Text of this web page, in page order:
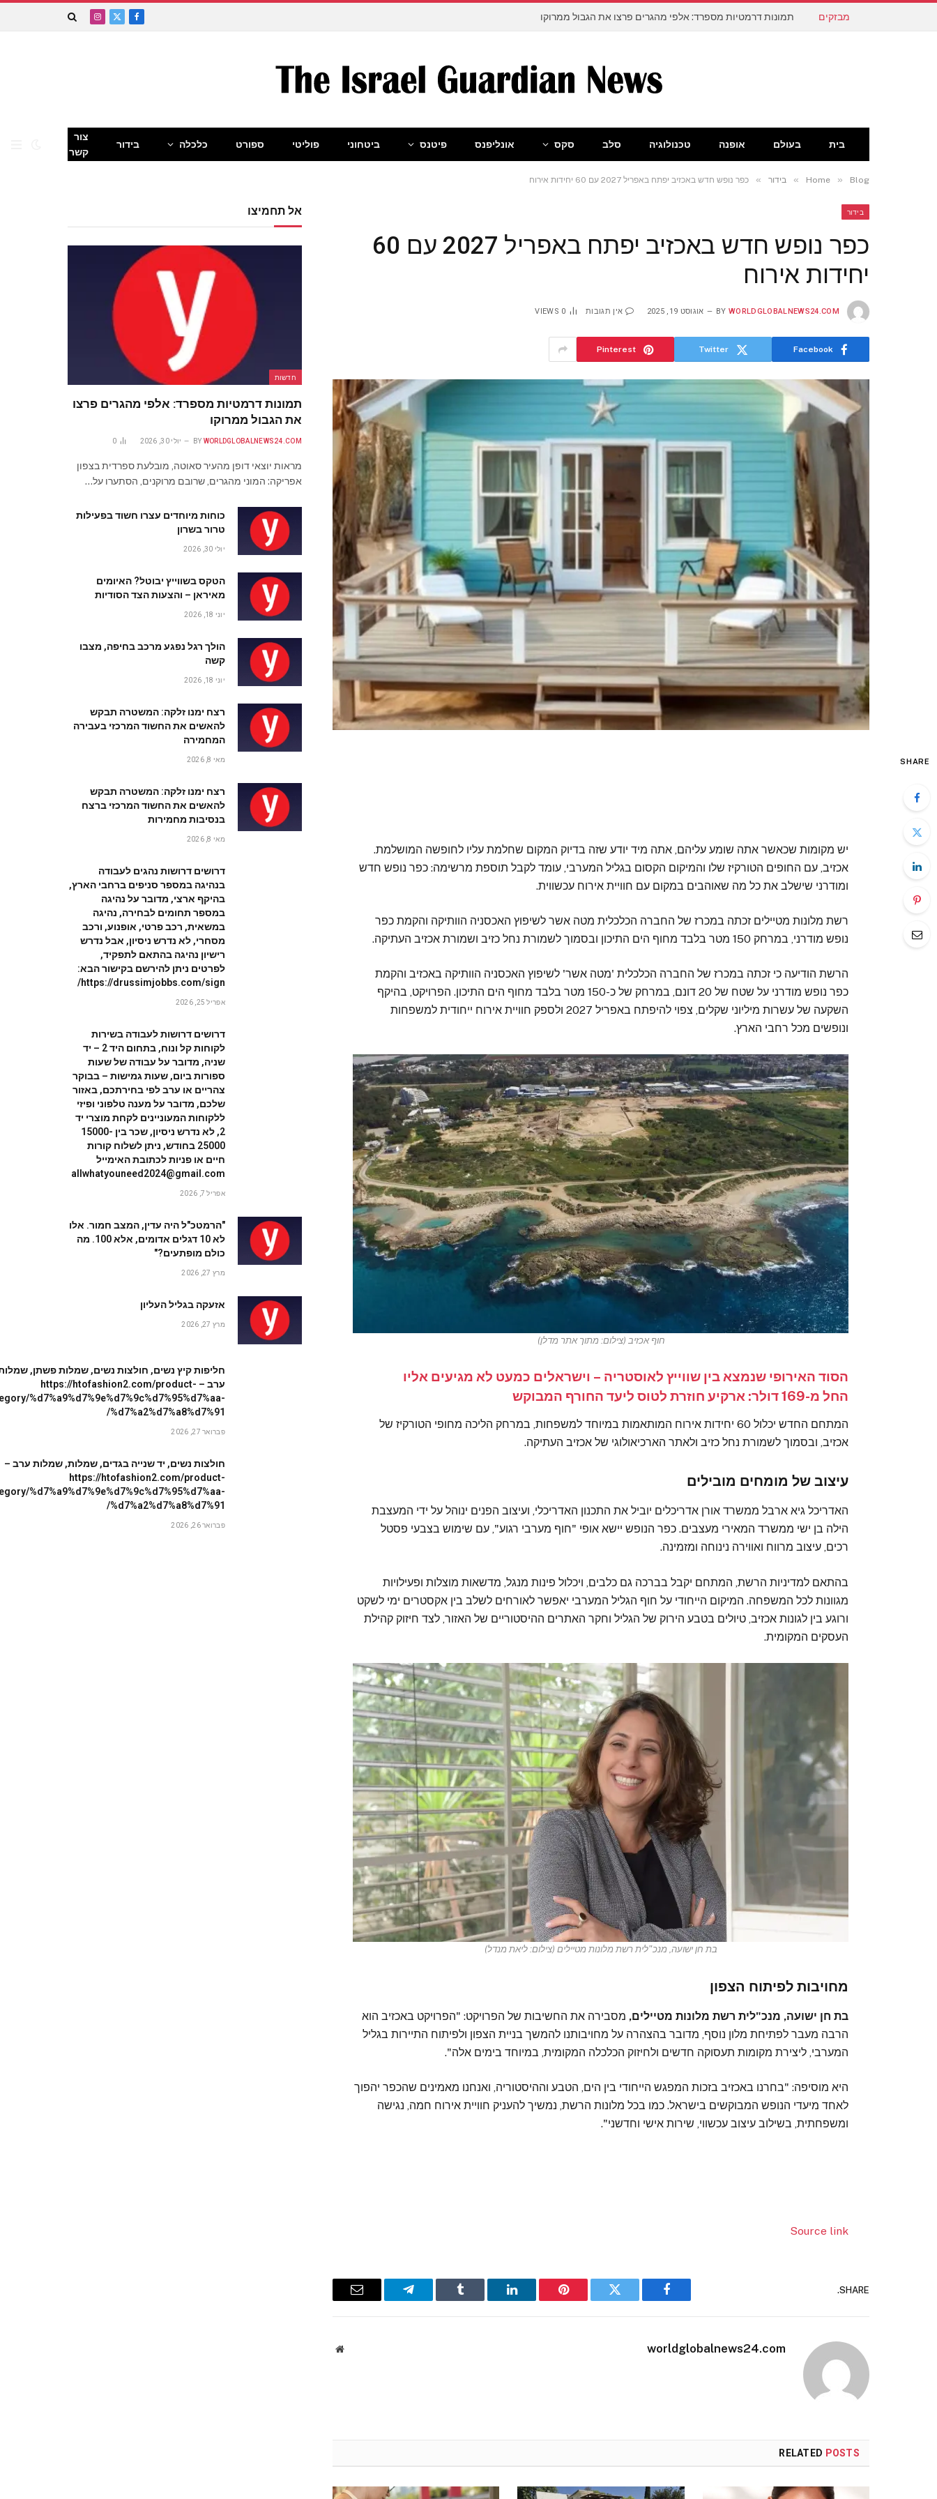
מבזקים תמונות דרמטיות מספרד: אלפי מהגרים פרצו את הגבול ממרוקו
Facebook
X
Instagram
בית בעולם אופנה טכנולוגיה סלב סקס אונליפנס פיטנס ביטחוני פוליטי ספורט כלכלה בידור
צור
קשר
Home » Blog
» בידור » כפר נופש חדש באכזיב יפתח באפריל 2027 עם 60 יחידות אירוח
בידור
כפר נופש חדש באכזיב יפתח באפריל 2027 עם 60
יחידות אירוח
BY WORLDGLOBALNEWS24.COM אוגוסט 19, 2025 אין תגובות 0
VIEWS
Facebook
Twitter
Pinterest
SHARE
יש מקומות שכאשר אתה שומע עליהם, אתה מיד יודע שזה בדיוק המקום שחלמת עליו לחופשה המושלמת.
אכזיב, עם החופים הטורקיז שלו והמיקום הקסום בגליל המערבי, עומד לקבל תוספת מרשימה: כפר נופש חדש
ומודרני שישלב את כל מה שאוהבים במקום עם חוויית אירוח עכשווית.
רשת מלונות מטיילים זכתה במכרז של החברה הכלכלית מטה אשר לשיפוץ האכסניה הוותיקה והקמת כפר
נופש מודרני, במרחק 150 מטר בלבד מחוף הים התיכון ובסמוך לשמורת נחל כזיב ושמורת אכזיב העתיקה.
הרשת הודיעה כי זכתה במכרז של החברה הכלכלית 'מטה אשר' לשיפוץ האכסניה הוותיקה באכזיב והקמת
כפר נופש מודרני על שטח של 20 דונם, במרחק של כ-150 מטר בלבד מחוף הים התיכון. הפרויקט, בהיקף
השקעה של עשרות מיליוני שקלים, צפוי להיפתח באפריל 2027 ולספק חוויית אירוח ייחודית למשפחות
ונופשים מכל רחבי הארץ.
חוף אכזיב (צילום: מתוך אתר מדלן)
הסוד האירופי שנמצא בין שווייץ לאוסטריה – וישראלים כמעט לא מגיעים אליו
החל מ-169 דולר: ארקיע חוזרת לטוס ליעד החורף המבוקש
המתחם החדש יכלול 60 יחידות אירוח המותאמות במיוחד למשפחות, במרחק הליכה מחופי הטורקיז של
אכזיב, ובסמוך לשמורת נחל כזיב ולאתר הארכיאולוגי של אכזיב העתיקה.
עיצוב של מומחים מובילים
האדריכל גיא ארבל ממשרד אורן אדריכלים יוביל את התכנון האדריכלי, ועיצוב הפנים ינוהל על ידי המעצבת
הילה בן ישי ממשרד המאירי מעצבים. כפר הנופש יישא אופי "חוף מערבי רגוע", עם שימוש בצבעי פסטל
רכים, עיצוב מרווח ואווירה נינוחה ומזמינה.
בהתאם למדיניות הרשת, המתחם יקבל בברכה גם כלבים, ויכלול פינות מנגל, מדשאות מוצלות ופעילויות
מגוונות לכל המשפחה. המיקום הייחודי על חוף הגליל המערבי יאפשר לאורחים לשלב בין אקסטרים ימי לשקט
ורוגע בין לגונות אכזיב, טיולים בטבע הירוק של הגליל וחקר האתרים ההיסטוריים של האזור, לצד חיזוק קהילת
העסקים המקומית.
בת חן ישועה, מנכ"לית רשת מלונות מטיילים (צילום: ליאת מנדל)
מחויבות לפיתוח הצפון
בת חן ישועה, מנכ"לית רשת מלונות מטיילים, מסבירה את החשיבות של הפרויקט: "הפרויקט באכזיב הוא
הרבה מעבר לפתיחת מלון נוסף, מדובר בהצהרה על מחויבותנו להמשך בניית הצפון ולפיתוח התיירות בגליל
המערבי, ליצירת מקומות תעסוקה חדשים ולחיזוק הכלכלה המקומית, במיוחד בימים אלה".
היא מוסיפה: "בחרנו באכזיב בזכות המפגש הייחודי בין הים, הטבע וההיסטוריה, ואנחנו מאמינים שהכפר יהפוך
לאחד מיעדי הנופש המבוקשים בישראל. כמו בכל מלונות הרשת, נמשיך להעניק חוויית אירוח חמה, נגישה
ומשפחתית, בשילוב עיצוב עכשווי, שירות אישי וחדשני".
Source link
SHARE.
Facebook
Twitter
Pinterest
LinkedIn
Tumblr
Telegram
Email
worldglobalnews24.com
Website
RELATED POSTS
אל תחמיצו
חדשות
תמונות דרמטיות מספרד: אלפי מהגרים פרצו
את הגבול ממרוקו
BY WORLDGLOBALNEWS24.COM יולי 30, 2026 0
מראות יוצאי דופן מהעיר סאוטה, מובלעת ספרדית בצפון
אפריקה: המוני מהגרים, שרובם מרוקנים, הסתערו על…
כוחות מיוחדים עצרו חשוד בפעילות
טרור בשרון
יולי 30, 2026
הטקס בשווייץ יבוטל? האיומים
מאיראן – והצעות הצד הסודיות
יוני 18, 2026
הולך רגל נפגע מרכב בחיפה, מצבו
קשה
יוני 18, 2026
רצח ימנו זלקה: המשטרה תבקש
להאשים את החשוד המרכזי בעבירה
המחמירה
מאי 8, 2026
רצח ימנו זלקה: המשטרה תבקש
להאשים את החשוד המרכזי ברצח
בנסיבות מחמירות
מאי 8, 2026
דרושים דרושות נהגים לעבודה
בנהיגה במספר סניפים ברחבי הארץ,
בהיקף ארצי, מדובר על נהיגה
במספר תחומים לבחירה, נהיגה
במשאית, רכב פרטי, אופנוע, ורכב
מסחרי, לא נדרש ניסיון, אבל נדרש
רישיון נהיגה בהתאם לתפקיד,
לפרטים ניתן להירשם בקישור הבא:
https://drussimjobbs.com/sign/
אפריל 25, 2026
דרושים דרושות לעבודה בשירות
לקוחות קל ונוח, בתחום היד 2 – יד
שניה, מדובר על עבודה של שעות
ספורות ביום, שעות גמישות – בבוקר
צהריים או ערב לפי בחירתכם, באזור
שלכם, מדובר על מענה טלפוני ופיזי
ללקוחות המעוניינים לקחת מוצרי יד
2, לא נדרש ניסיון, שכר בין 15000-
25000 בחודש, ניתן לשלוח קורות
חיים או פניות לכתובת האימייל
allwhatyouneed2024@gmail.com
אפריל 7, 2026
"הרמטכ"ל היה עדין, המצב חמור. אלו
לא 10 דגלים אדומים, אלא 100. מה
כולם מופתעים?"
מרץ 27, 2026
אזעקה בגליל העליון
מרץ 27, 2026
חליפות קיץ נשים, חולצות נשים, שמלות פשתן,
ערב – https://htofashion2.com/product-
%d7%a9%d7%9e%d7%9c%d7%95%d7%aa-
%d7%a2%d7%a8%d7%91/
פברואר 27, 2026
חולצות נשים, יד שנייה בגדים, שמלות, שמלות ערב –
https://htofashion2.com/product-
%d7%a9%d7%9e%d7%9c%d7%95%d7%aa-
%d7%a2%d7%a8%d7%91/
פברואר 26, 2026